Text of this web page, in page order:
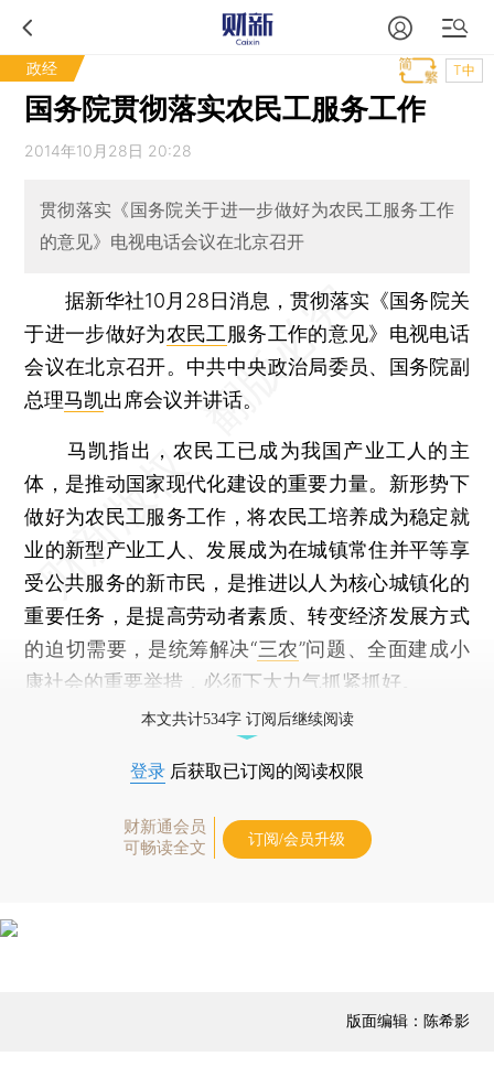
政经 T中
国务院贯彻落实农民工服务工作
2014年10月28日 20:28
贯彻落实《国务院关于进一步做好为农民工服务工作
的意见》电视电话会议在北京召开
据新华社10月28日消息，贯彻落实《国务院关
于进一步做好为农民工 服务工作的意见》电视电话
会议在北京召开。中共中央政治局委员、国务院副
总理马凯出席会议并讲话。
马凯指出，农民工已成为我国产业工人的主
体，是推动国家现代化建设的重要力量。新形势下
做好为农民工服务工作，将农民工培养成为稳定就
业的新型产业工人、发展成为在城镇常住并平等享
受公共服务的新市民，是推进以人为核心城镇化的
重要任务，是提高劳动者素质、转变经济发展方式
的迫切需要，是统筹解决“三农”问题、全面建成小
康社会的重要举措，必须下大力气抓紧抓好。
本文共计534字 订阅后继续阅读
登录 后获取已订阅的阅读权限
财新通会员
可畅读全文
订阅/会员升级
版面编辑：陈希影